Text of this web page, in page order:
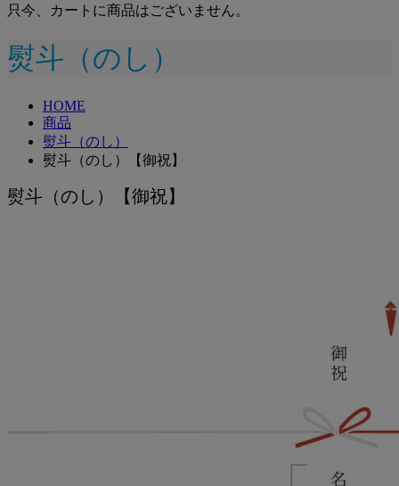
只今、カートに商品はございません。
熨斗（のし）
HOME
商品
熨斗（のし）
熨斗（のし）【御祝】
熨斗（のし）【御祝】